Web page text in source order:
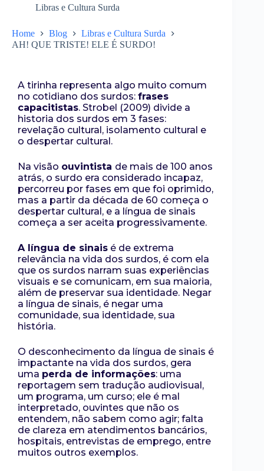
Libras e Cultura Surda
Home Blog
Libras e Cultura Surda
AH! QUE TRISTE! ELE É SURDO!
A tirinha representa algo muito comum
no cotidiano dos surdos: frases
capacitistas. Strobel (2009) divide a
historia dos surdos em 3 fases:
revelação cultural, isolamento cultural e
o despertar cultural.
Na visão ouvintista de mais de 100 anos
atrás, o surdo era considerado incapaz,
percorreu por fases em que foi oprimido,
mas a partir da década de 60 começa o
despertar cultural, e a língua de sinais
começa a ser aceita progressivamente.
A língua de sinais é de extrema
relevância na vida dos surdos, é com ela
que os surdos narram suas experiências
visuais e se comunicam, em sua maioria,
além de preservar sua identidade. Negar
a língua de sinais, é negar uma
comunidade, sua identidade, sua
história.
O desconhecimento da língua de sinais é
impactante na vida dos surdos, gera
uma perda de informações: uma
reportagem sem tradução audiovisual,
um programa, um curso; ele é mal
interpretado, ouvintes que não os
entendem, não sabem como agir; falta
de clareza em atendimentos bancários,
hospitais, entrevistas de emprego, entre
muitos outros exemplos.